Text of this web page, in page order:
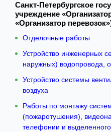
Санкт-Петербургское
учреждение
«Организатор
Отделочные работы
Устройство инженерных
наружных) водопровода,
Устройство системы
воздуха
Работы по монтажу
(пожаротушения),
телефонии и